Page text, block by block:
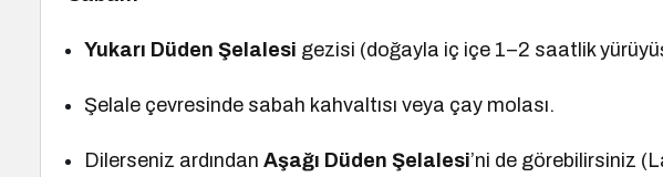
Yukarı Düden Şelalesi gezisi (doğayla iç içe 1–2 saatlik
Şelale çevresinde sabah kahvaltısı veya çay molası.
Dilerseniz ardındanAşağı Düden Şelalesi’ni de görebilirsiniz